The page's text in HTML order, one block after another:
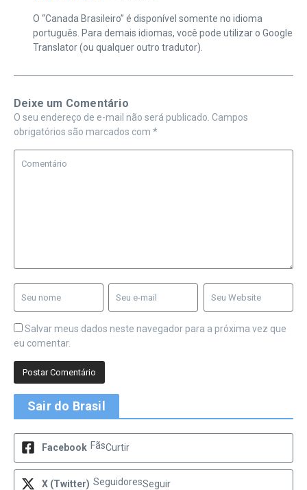
O “Canada Brasileiro” é disponível somente no idioma
português. Para demais idiomas, você pode utilizar o Google
Translator (ou qualquer outro tradutor).
Deixe um Comentário
O seu endereço de e-mail não será publicado. Campos
obrigatórios são marcados com *
Salvar meus dados neste navegador para a próxima vez que
eu comentar.
Sair do Brasil
Facebook FãsCurtir
X (Twitter) SeguidoresSeguir